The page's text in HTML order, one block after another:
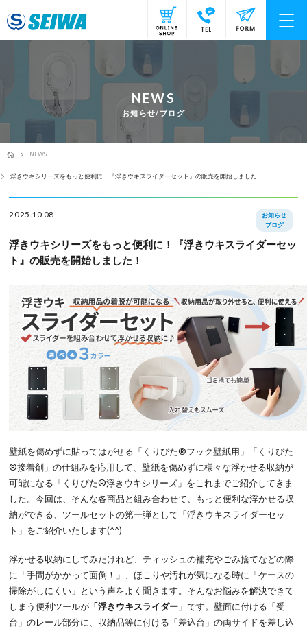
NEWS
お知らせ/ブログ
NEWS
浮きウキシリーズをもっと便利に！『浮きウキスライダーセット』の販売を開始しました！
2025.10.08
お知らせ
ブログ
浮きウキシリーズをもっと便利に！『浮きウキスライダーセッ
ト』の販売を開始しました！
壁紙を傷めずに貼ってはがせる「くりぴた®フック壁紙用」「くりぴた
®接着剤」の仕組みを応用して、壁紙を傷めずに様々な浮かせる収納が
可能になる「くりぴた®浮きウキシリーズ」をこれまでご紹介してきま
した。今回は、そんな各商品と組み合わせて、もっと便利な浮かせる収
納ができる、ツールセットの第一弾として「浮きウキスライダーセッ
ト」をご紹介いたします(^^)
浮かせる収納にしてみたけれど、ティッシュの補充やごみ捨てなどの際
に「手間がかかって面倒！」、ほこりや汚れが気になる時に「ケースの
掃除がしにくい」という声をよく聞きます。そんなお悩みを解決できて
しまう便利ツールが 「浮きウキスライダー」です。壁面に付ける「受
台」のレール部分に、収納品等に付ける「差込台」の両サイドを差し込